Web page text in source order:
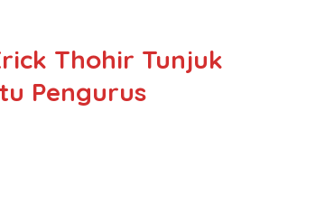
Thohir Tunjuk
Pengurus